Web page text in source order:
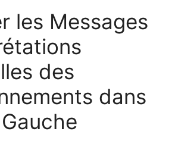
les Messages
des
dans
Gauche